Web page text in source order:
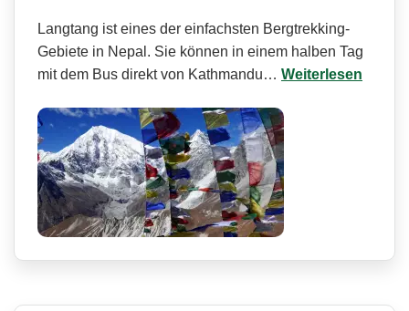
Langtang ist eines der einfachsten Bergtrekking-
Gebiete in Nepal. Sie können in einem halben Tag
mit dem Bus direkt von Kathmandu… Weiterlesen